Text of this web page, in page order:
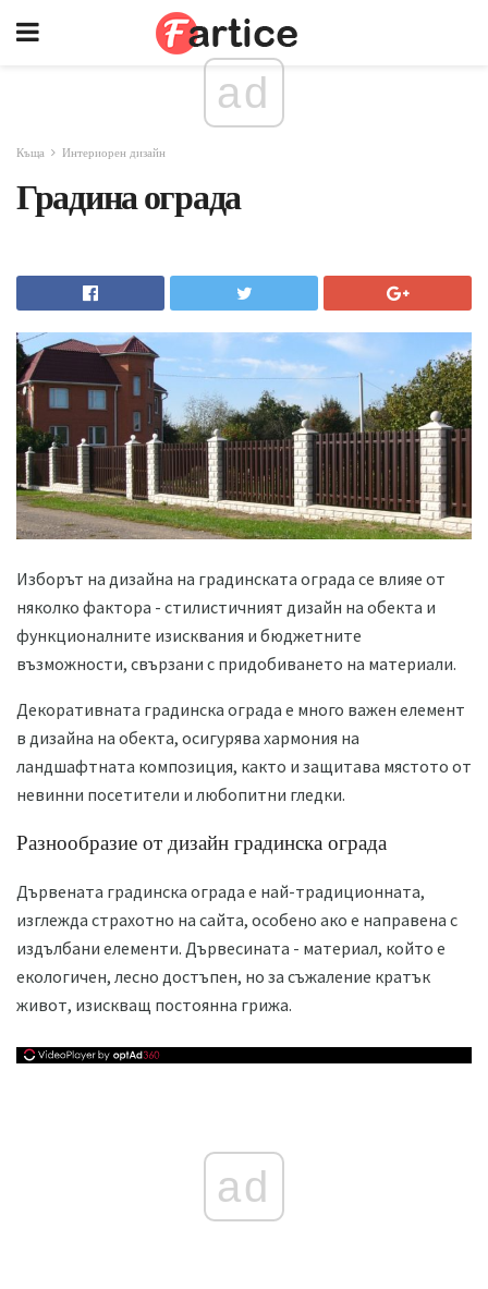
ad
Къща Интериорен дизайн
Градина ограда
Изборът на дизайна на градинската ограда се влияе от
няколко фактора - стилистичният дизайн на обекта и
функционалните изисквания и бюджетните
възможности, свързани с придобиването на материали.
Декоративната градинска ограда е много важен елемент
в дизайна на обекта, осигурява хармония на
ландшафтната композиция, както и защитава мястото от
невинни посетители и любопитни гледки.
Разнообразие от дизайн градинска ограда
Дървената градинска ограда е най-традиционната,
изглежда страхотно на сайта, особено ако е направена с
издълбани елементи. Дървесината - материал, който е
екологичен, лесно достъпен, но за съжаление кратък
живот, изискващ постоянна грижа.
ad